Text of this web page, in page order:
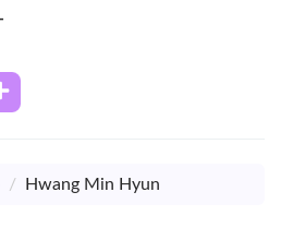
/ Hwang Min Hyun